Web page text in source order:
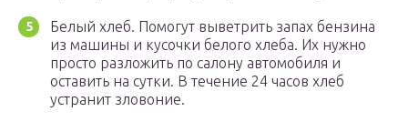
Белый хлеб. Помогут выветрить запах бензина
из машины и кусочки белого хлеба. Их нужно
просто разложить по салону автомобиля и
оставить на сутки. В течение 24 часов хлеб
устранит зловоние.